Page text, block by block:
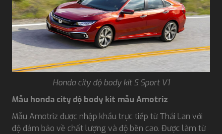
Honda city độ body kit S Sport V1
Mẫu honda city độ body kit mẫu Amotriz
Mẫu Amotriz được nhập khẩu trực tiếp từ Thái Lan với
độ đảm bảo về chất lượng và độ bền cao. Được làm từ